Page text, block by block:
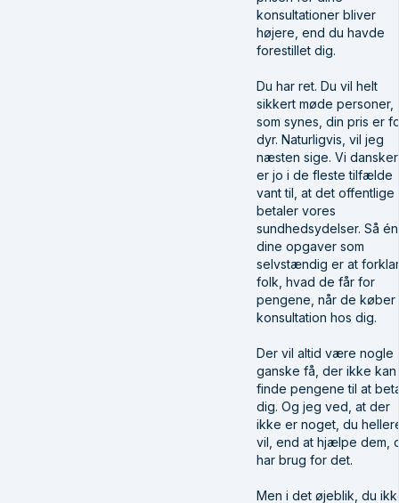
konsultationer bliver
højere, end du havde
forestillet dig.
Du har ret. Du vil helt
sikkert møde personer,
som synes, din pris er
dyr. Naturligvis, vil jeg
næsten sige. Vi
er jo i de fleste tilfælde
vant til, at det offentlige
betaler vores
sundhedsydelser. Så
dine opgaver som
selvstændig er at
folk, hvad de får for
pengene, når de køber
konsultation hos dig.
Der vil altid være nogle
ganske få, der ikke kan
finde pengene til at
dig. Og jeg ved, at der
ikke er noget, du
vil, end at hjælpe dem,
har brug for det.
Men i det øjeblik, du